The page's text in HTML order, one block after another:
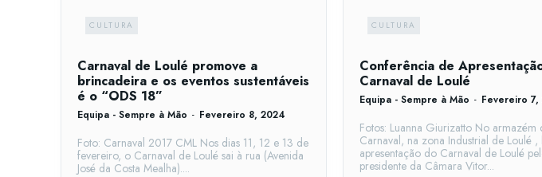
CULTURA
Carnaval de Loulé promove a
brincadeira e os eventos sustentáveis
é o “ODS 18”
Equipa - Sempre à Mão - Fevereiro 8, 2024
Foto: Carnaval 2017 CML Nos dias 11, 12 e 13 de
fevereiro, o Carnaval de Loulé sai à rua (Avenida
José da Costa Mealha)....
CULTURA
Conferência de
Carnaval de Loulé
Equipa - Sempre à Mão - Fevereiro 7,
Fotos: Luanna Giurizatto No armazém do
Carnaval, na zona Industrial de Loulé ,
apresentação do Carnaval de Loulé
presidente da Câmara Vitor...